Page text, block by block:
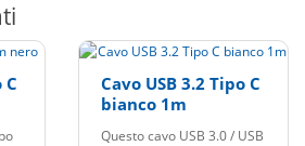
C
Cavo USB 3.2 Tipo C
bianco 1m
Questo cavo USB 3.0 / USB